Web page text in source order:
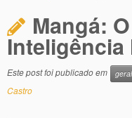
Mangá:
Inteligência
Este post foi publicado em geral
Castro